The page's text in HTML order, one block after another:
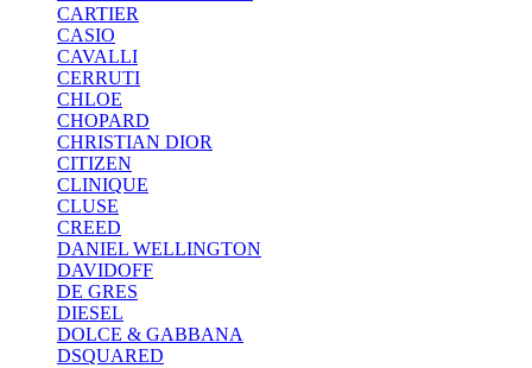
CARTIER
CASIO
CAVALLI
CERRUTI
CHLOE
CHOPARD
CHRISTIAN DIOR
CITIZEN
CLINIQUE
CLUSE
CREED
DANIEL WELLINGTON
DAVIDOFF
DE GRES
DIESEL
DOLCE & GABBANA
DSQUARED